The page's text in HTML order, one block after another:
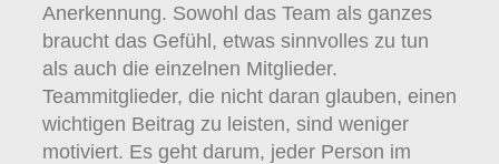
Anerkennung. Sowohl das Team als ganzes
braucht das Gefühl, etwas sinnvolles zu tun
als auch die einzelnen Mitglieder.
Teammitglieder, die nicht daran glauben, einen
wichtigen Beitrag zu leisten, sind weniger
motiviert. Es geht darum, jeder Person im